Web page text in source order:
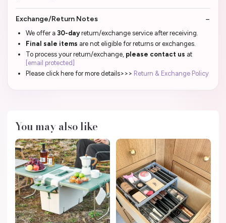
Exchange/Return Notes
We offer a 30-dayreturn/exchange service after receiving.
Final sale items are not eligible for returns or exchanges.
To process your return/exchange, please contact us at
[email protected]
Please click here for more details>>> Return & Exchange Policy
You may also like